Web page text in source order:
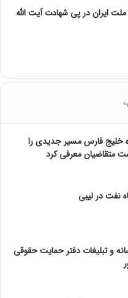
ایران در پی شهادت آیت الله
خلیج فارس مسیر جدیدی را
متقاضیان معرفی کرد
نفت در لیبی
و تبلیغات دفتر حمایت حقوقی